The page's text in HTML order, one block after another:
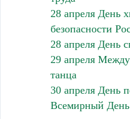
28 апреля День
безопасности
28 апреля День
29 апреля
танца
30 апреля День
Всемирный